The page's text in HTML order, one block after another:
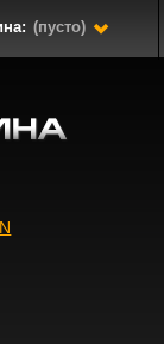
(пусто)